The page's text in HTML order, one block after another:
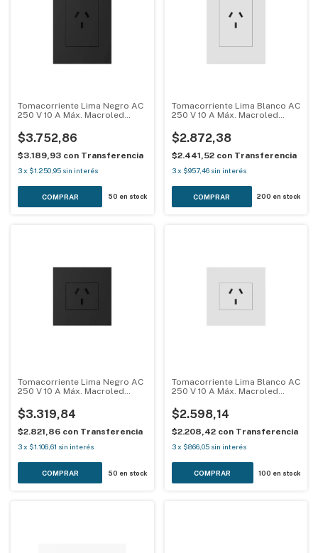
Tomacorriente Lima Negro AC
250 V 10 A Máx. Macroled
$3.752,86
$3.189,93 con Transferencia
3x $1.250,95 sin interés
50 en stock
Tomacorriente Lima Blanco AC
250 V 10 A Máx. Macroled
$2.872,38
$2.441,52 con Transferencia
3 x $957,46 sin interés
200 en stock
Tomacorriente Lima Negro AC
250 V 10 A Máx. Macroled
$3.319,84
$2.821,86 con Transferencia
3x $1.106,61 sin interés
50 en stock
Tomacorriente Lima Blanco AC
250 V 10 A Máx. Macroled
$2.598,14
$2.208,42 con Transferencia
3 x $866,05 sin interés
100 en stock